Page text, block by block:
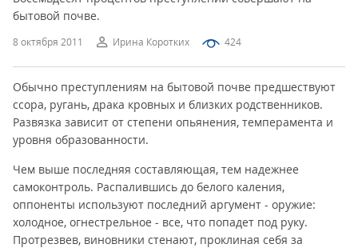
8 октября 2011 Ирина Коротких 424
бытовой почве.
Обычно преступлениям на бытовой почве предшествуют
ссора, ругань, драка кровных и близких родственников.
Развязка зависит от степени опьянения, темперамента и
уровня образованности.
Чем выше последняя составляющая, тем надежнее
самоконтроль. Распалившись до белого каления,
оппоненты используют последний аргумент - оружие:
холодное, огнестрельное - все, что попадет под руку.
Протрезвев, виновники стенают, проклиная себя за